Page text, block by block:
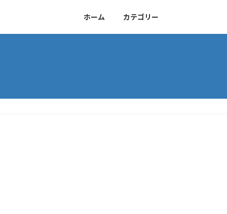
ホーム カテゴリー